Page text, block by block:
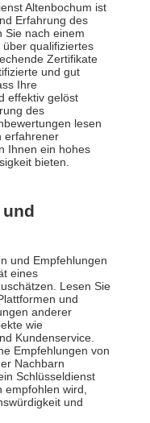
Altenbochum ist
Erfahrung des
Sie nach einem
qualifiziertes
Zertifikate
und gut
Ihre
effektiv gelöst
des
lesen
erfahrener
Ihnen ein hohes
bieten.
und Empfehlungen
eines
Lesen Sie
und
anderer
wie
Kundenservice.
Empfehlungen von
Nachbarn
Schlüsseldienst
empfohlen wird,
und